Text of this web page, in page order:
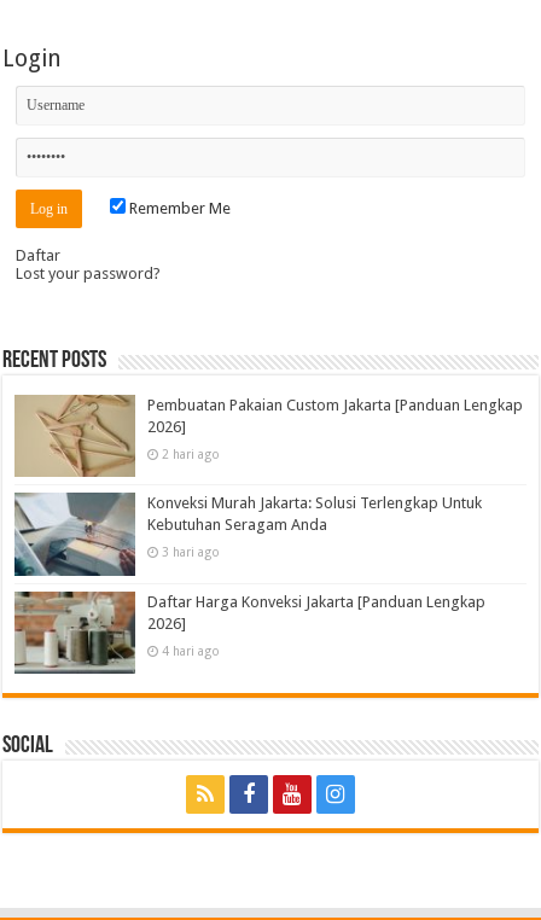
Login
Remember Me
Daftar
Lost your password?
Recent Posts
Pembuatan Pakaian Custom Jakarta [Panduan Lengkap
2026]
2 hari ago
Konveksi Murah Jakarta: Solusi Terlengkap Untuk
Kebutuhan Seragam Anda
3 hari ago
Daftar Harga Konveksi Jakarta [Panduan Lengkap
2026]
4 hari ago
Social